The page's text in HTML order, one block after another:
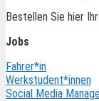
Bestellen Sie hier Ihr
Jobs
Fahrer*in
Werkstudent*innen
Social Media